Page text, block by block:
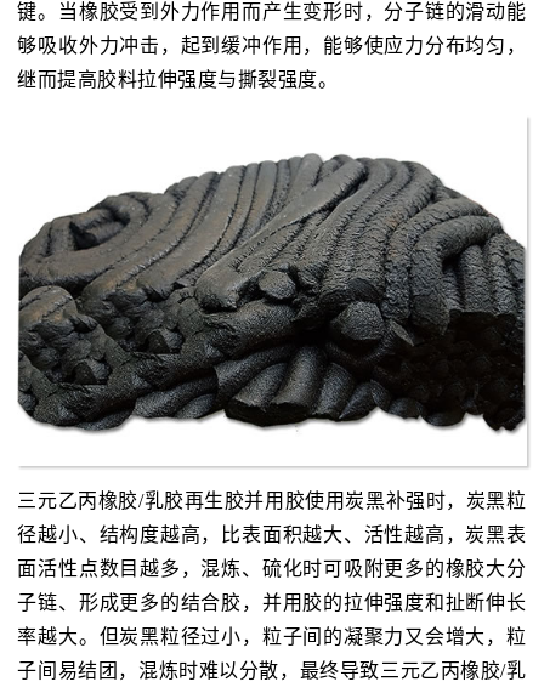
键。当橡胶受到外力作用而产生变形时，分子链的滑动能
够吸收外力冲击，起到缓冲作用，能够使应力分布均匀，
继而提高胶料拉伸强度与撕裂强度。
三元乙丙橡胶/乳胶再生胶并用胶使用炭黑补强时，炭黑粒
径越小、结构度越高，比表面积越大、活性越高，炭黑表
面活性点数目越多，混炼、硫化时可吸附更多的橡胶大分
子链、形成更多的结合胶，并用胶的拉伸强度和扯断伸长
率越大。但炭黑粒径过小，粒子间的凝聚力又会增大，粒
子间易结团，混炼时难以分散，最终导致三元乙丙橡胶/乳